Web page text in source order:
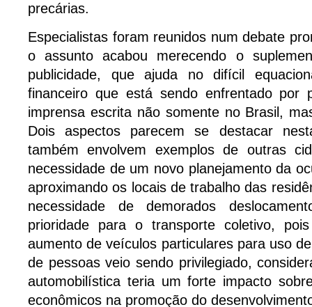
precárias.
Especialistas foram reunidos num debate
o assunto acabou merecendo o
publicidade, que ajuda no difícil
financeiro que está sendo enfrentado por
imprensa escrita não somente no Brasil,
Dois aspectos parecem se destacar
também envolvem exemplos de outras
necessidade de um novo planejamento da
aproximando os locais de trabalho das
necessidade de demorados
prioridade para o transporte coletivo,
aumento de veículos particulares para uso
de pessoas veio sendo privilegiado,
automobilística teria um forte impacto
econômicos na promoção do